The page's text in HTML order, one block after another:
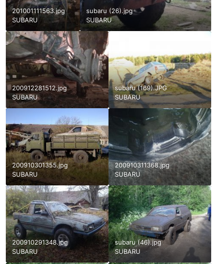
201001111563.jpg
SUBARU
subaru (26).jpg
SUBARU
200912281512.jpg
SUBARU
subaru (169).JPG
SUBARU
200910301355.jpg
SUBARU
200910311368.jpg
SUBARU
200910291348.jpg
SUBARU
subaru (46).jpg
SUBARU